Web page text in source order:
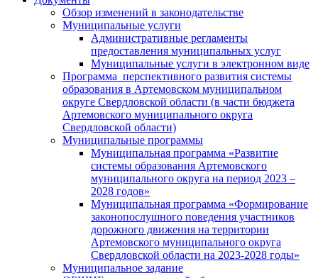
Обзор изменений в законодательстве
Муниципальные услуги
Административные регламенты
предоставления муниципальных услуг
Муниципальные услуги в электронном виде
Программа перспективного развития системы
образования в Артемовском муниципальном
округе Свердловской области (в части бюджета
Артемовского муниципального округа
Свердловской области)
Муниципальные программы
Муниципальная программа «Развитие
системы образования Артемовского
муниципального округа на период 2023 –
2028 годов»
Муниципальная программа «Формирование
законопослушного поведения участников
дорожного движения на территории
Артемовского муниципального округа
Свердловской области на 2023-2028 годы»
Муниципальное задание